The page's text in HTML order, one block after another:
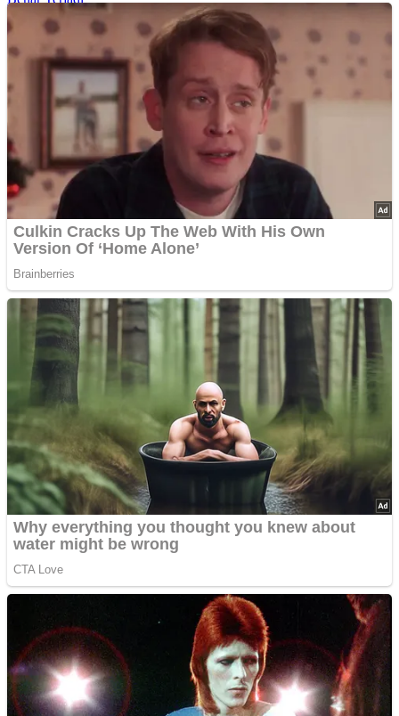
Rahasia Sehat Sam Bimbo Yang Tetap Prima Di Usia Senja
9 Rahasia Mengejutkan Di Balik Monumen Batu Kuno Dunia!
Inilah Cara Mendeteksi Kebohongan Lewat Gerakan Bibir!
Advertisements